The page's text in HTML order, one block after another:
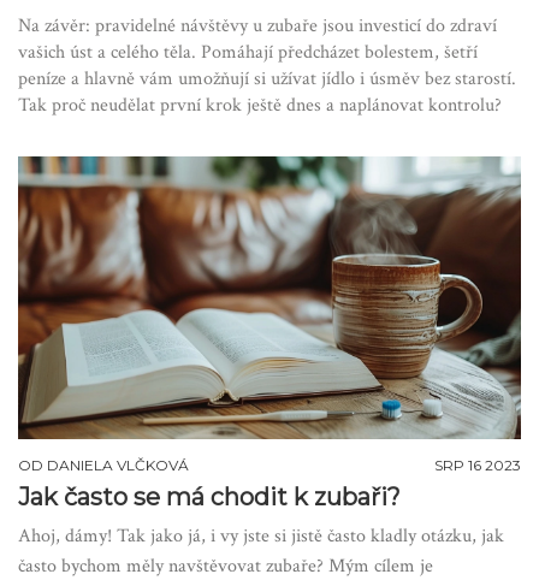
Na závěr: pravidelné návštěvy u zubaře jsou investicí do zdraví
vašich úst a celého těla. Pomáhají předcházet bolestem, šetří
peníze a hlavně vám umožňují si užívat jídlo i úsměv bez starostí.
Tak proč neudělat první krok ještě dnes a naplánovat kontrolu?
OD DANIELA VLČKOVÁ SRP 16 2023
Jak často se má chodit k zubaři?
Ahoj, dámy! Tak jako já, i vy jste si jistě často kladly otázku, jak
často bychom měly navštěvovat zubaře? Mým cílem je